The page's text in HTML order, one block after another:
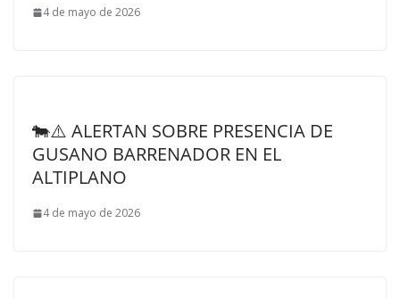
4 de mayo de 2026
🐄⚠️ ALERTAN SOBRE PRESENCIA DE
GUSANO BARRENADOR EN EL
ALTIPLANO
4 de mayo de 2026